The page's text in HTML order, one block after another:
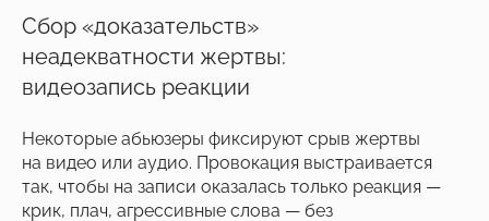
Сбор «доказательств»
неадекватности жертвы:
видеозапись реакции
Некоторые абьюзеры фиксируют срыв жертвы
на видео или аудио. Провокация выстраивается
так, чтобы на записи оказалась только реакция —
крик, плач, агрессивные слова — без